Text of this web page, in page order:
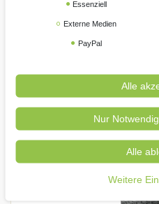
Essenziell
Externe Medien
PayPal
Alle
Nur
Alle
Weitere